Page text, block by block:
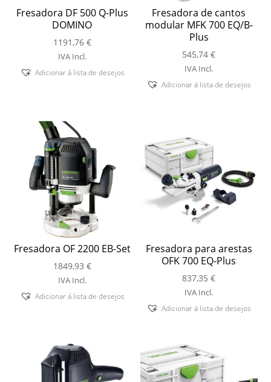
Fresadora DF 500 Q-Plus
DOMINO
1191,76 €
IVA Incl.
Adicionar á lista de desejos
Fresadora de cantos
modular MFK 700 EQ/B-
Plus
545,74€
IVA Incl.
Adicionar á lista de desejos
Fresadora OF 2200 EB-Set
1849,93 €
IVA Incl.
Adicionar á lista de desejos
Fresadora para arestas
OFK 700 EQ-Plus
837,35€
IVA Incl.
Adicionar á lista de desejos